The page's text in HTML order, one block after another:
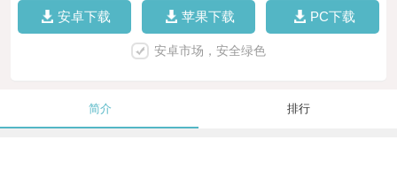
安卓下载 苹果下载 PC下载
安卓市场，安全绿色
简介 排行